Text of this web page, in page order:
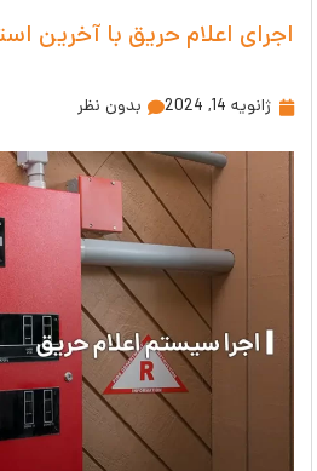
اجرای اعلام حریق با آخرین
ژانویه 14, 2024 بدون نظر